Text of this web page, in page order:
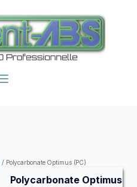
/ Polycarbonate Optimus (PC)
Polycarbonate Optimus